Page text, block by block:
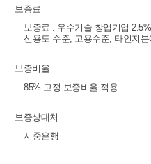
보증료
보증료 : 우수기술 창업기업
신용도 수준, 고용수준, 타인지
보증비율
85% 고정 보증비율 적용
보증상대처
시중은행